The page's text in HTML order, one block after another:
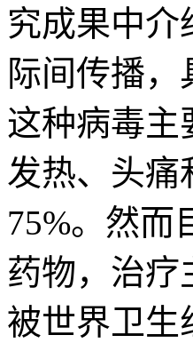
究成果中介
际间传播
这种病毒主
发热、头痛
75%。然而
药物，治疗
被世界卫生